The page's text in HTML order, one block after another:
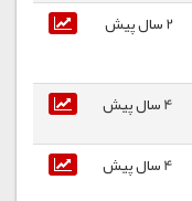
2 سال پیش
4 سال پیش
4 سال پیش